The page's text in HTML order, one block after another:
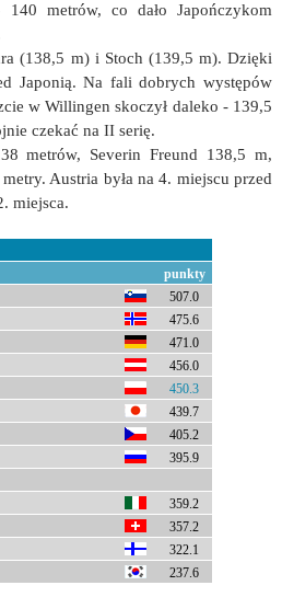
metrów, co dało Japończykom
(138,5 m) i Stoch (139,5 m). Dzięki
Japonią. Na fali dobrych występów
w Willingen skoczył daleko - 139,5
czekać na II serię.
metrów, Severin Freund 138,5 m,
Austria była na 4. miejscu przed
miejsca.
punkty
507.0
475.6
471.0
456.0
450.3
439.7
405.2
395.9
359.2
357.2
322.1
237.6